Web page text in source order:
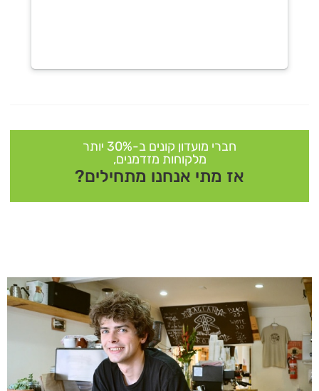
חברי מועדון קונים ב-30% יותר
מלקוחות מזדמנים,
אז מתי אנחנו מתחילים?